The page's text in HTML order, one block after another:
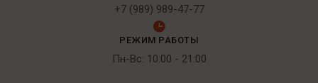
+7 (989) 989-47-77
РЕЖИМ РАБОТЫ
Пн-Вс: 10:00 - 21:00